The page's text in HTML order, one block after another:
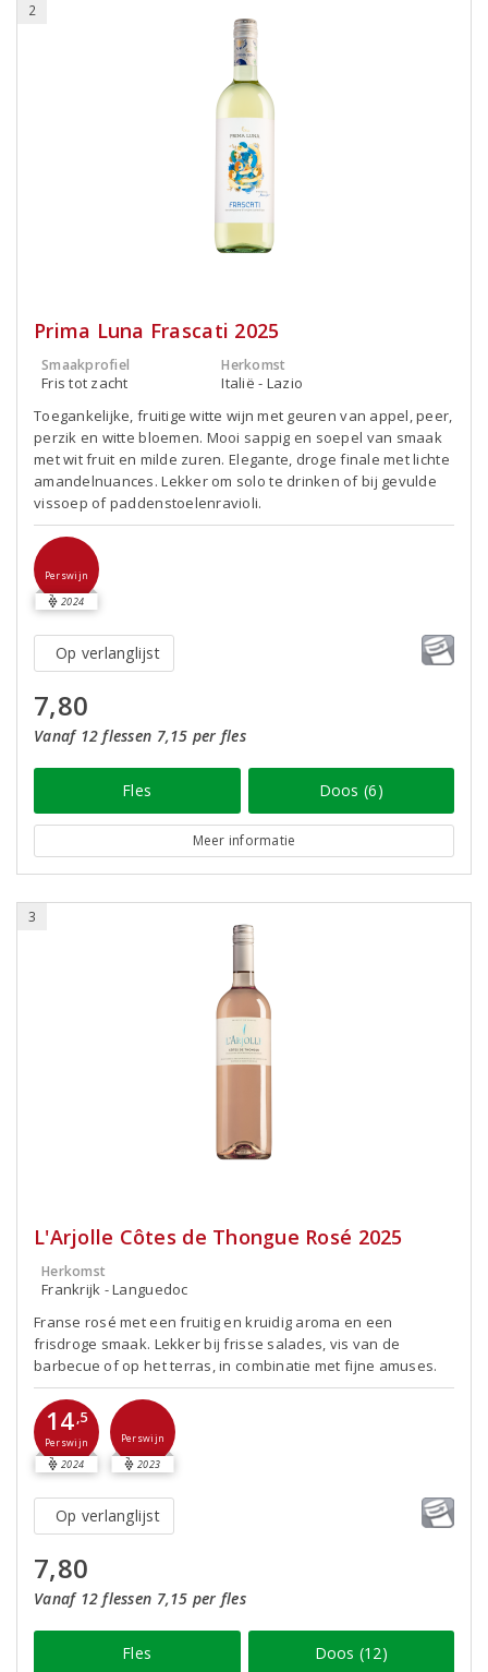
2
Prima Luna Frascati 2025
Smaakprofiel
Fris tot zacht
Herkomst
Italië - Lazio
Toegankelijke, fruitige witte wijn met geuren van appel, peer,
perzik en witte bloemen. Mooi sappig en soepel van smaak
met wit fruit en milde zuren. Elegante, droge finale met lichte
amandelnuances. Lekker om solo te drinken of bij gevulde
vissoep of paddenstoelenravioli.
Perswijn
2024
Op verlanglijst
7,80
Vanaf 12 flessen 7,15 per fles
Fles Doos (6)
Meer informatie
3
L'Arjolle Côtes de Thongue Rosé 2025
Herkomst
Frankrijk - Languedoc
Franse rosé met een fruitig en kruidig aroma en een
frisdroge smaak. Lekker bij frisse salades, vis van de
barbecue of op het terras, in combinatie met fijne amuses.
14,5
Perswijn
2024
Perswijn
2023
Op verlanglijst
7,80
Vanaf 12 flessen 7,15 per fles
Fles Doos (12)